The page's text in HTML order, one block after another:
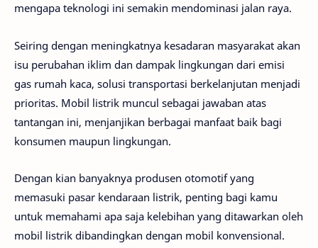
mengapa teknologi ini semakin mendominasi jalan raya.
Seiring dengan meningkatnya kesadaran masyarakat akan
isu perubahan iklim dan dampak lingkungan dari emisi
gas rumah kaca, solusi transportasi berkelanjutan menjadi
prioritas. Mobil listrik muncul sebagai jawaban atas
tantangan ini, menjanjikan berbagai manfaat baik bagi
konsumen maupun lingkungan.
Dengan kian banyaknya produsen otomotif yang
memasuki pasar kendaraan listrik, penting bagi kamu
untuk memahami apa saja kelebihan yang ditawarkan oleh
mobil listrik dibandingkan dengan mobil konvensional.